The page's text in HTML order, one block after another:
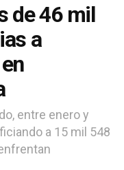
de 46 mil
a
entre enero y
a 15 mil 548